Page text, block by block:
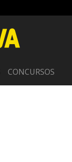
CONCURSOS